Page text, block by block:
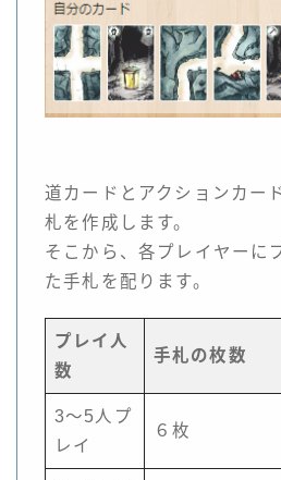
道カードとアクションカー
札を作成します。
そこから、各プレイヤーに
た手札を配ります。
プレイ人
数
手札の枚数
3～5人プ
レイ
６枚